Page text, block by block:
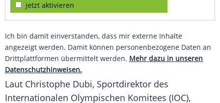
jetzt aktivieren
Ich bin damit einverstanden, dass mir externe Inhalte
angezeigt werden. Damit können personenbezogene Daten an
Drittplattformen übermittelt werden. Mehr dazu in unseren
Datenschutzhinweisen.
Laut Christophe Dubi, Sportdirektor des
Internationalen Olympischen Komitees (IOC),